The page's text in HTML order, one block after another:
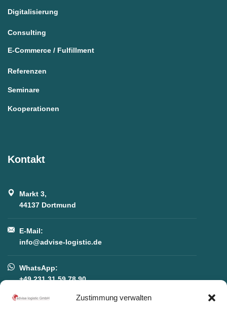
Zustimmung verwalten
Digitalisierung
Consulting
E-Commerce / Fulfillment
Referenzen
Seminare
Kooperationen
Kontakt
Markt 3,
44137 Dortmund
E-Mail:
info@advise-logistic.de
WhatsApp:
+49 231 31 59 78 90